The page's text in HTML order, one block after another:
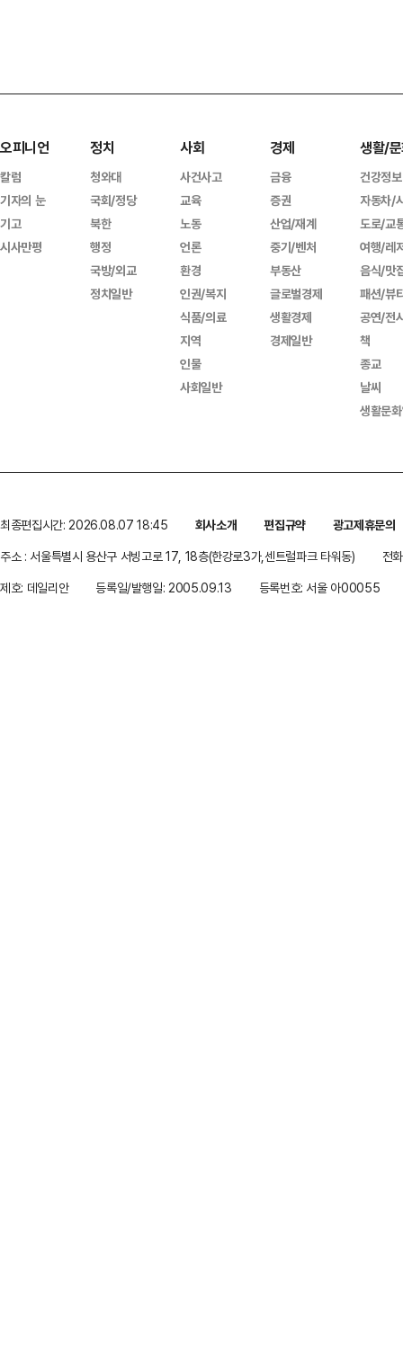
오피니언
칼럼
기자의 눈
기고
시사만평
정치
청와대
국회/정당
북한
행정
국방/외교
정치일반
사회
사건사고
교육
노동
언론
환경
인권/복지
식품/의료
지역
인물
사회일반
경제
금융
증권
산업/재계
중기/벤처
부동산
글로벌경제
생활경제
경제일반
생활/
건강정보
자동차/
도로/교
여행/레
음식/맛
패션/뷰
공연/전
책
종교
날씨
생활문
최종편집시간: 2026.08.07 18:45 회사소개 편집규약
광고제휴문의
주소 : 서울특별시 용산구 서빙고로 17, 18층(한강로3가,센트럴파크 타워동)
전
제호: 데일리안
등록일/발행일: 2005.09.13 등록번호: 서울 아00055